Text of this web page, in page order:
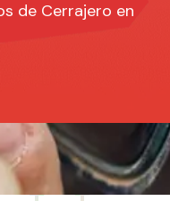
de Cerrajero en